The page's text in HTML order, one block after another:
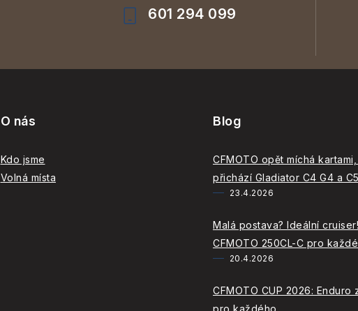
601 294 099
O nás
Kdo jsme
Volná místa
Blog
CFMOTO opět míchá
přichází Gladiator C4 G4 a
23.4.2026
Malá postava? Ideální cruiser!
CFMOTO 250CL-C pro
20.4.2026
CFMOTO CUP 2026: Enduro
pro každého